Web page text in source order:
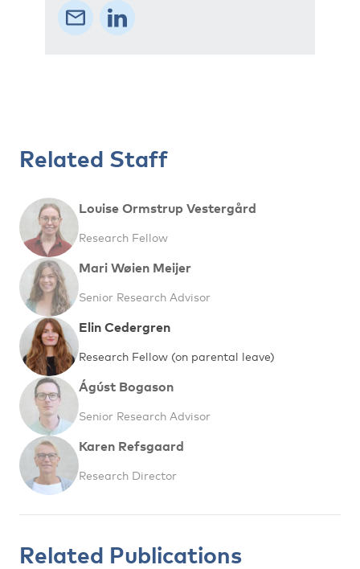
Related Staff
Louise Ormstrup Vestergård
Research Fellow
Mari Wøien Meijer
Senior Research Advisor
Elin Cedergren
Research Fellow (on parental leave)
Ágúst Bogason
Senior Research Advisor
Karen Refsgaard
Research Director
Related Publications